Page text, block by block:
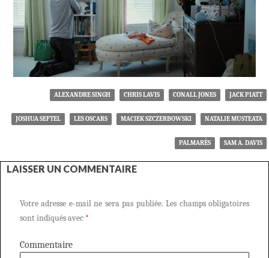
ALEXANDRE SINGH CHRIS LAVIS CONALL JONES JACK PIATT
JOSHUA SEFTEL LES OSCARS MACIEK SZCZERBOWSKI NATALIE MUSTEATA
PALMARÈS SAM A. DAVIS
LAISSER UN COMMENTAIRE
Votre adresse e-mail ne sera pas publiée. Les champs obligatoires
sont indiqués avec *
Commentaire